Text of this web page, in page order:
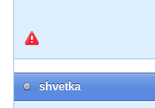
shvetka